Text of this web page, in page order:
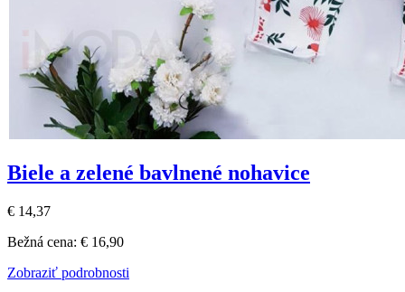
Biele a zelené bavlnené nohavice
€ 14,37
Bežná cena: € 16,90
Zobraziť podrobnosti